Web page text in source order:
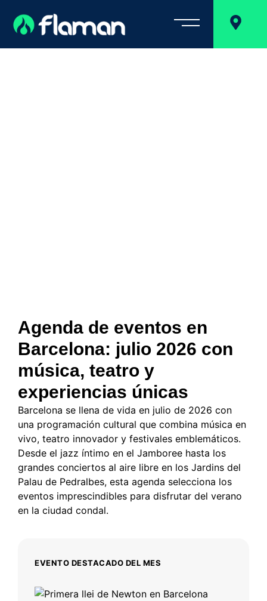
Agenda de eventos en
Barcelona: julio 2026 con
música, teatro y
experiencias únicas
Barcelona se llena de vida en julio de 2026 con
una programación cultural que combina música en
vivo, teatro innovador y festivales emblemáticos.
Desde el jazz íntimo en el Jamboree hasta los
grandes conciertos al aire libre en los Jardins del
Palau de Pedralbes, esta agenda selecciona los
eventos imprescindibles para disfrutar del verano
en la ciudad condal.
EVENTO DESTACADO DEL MES